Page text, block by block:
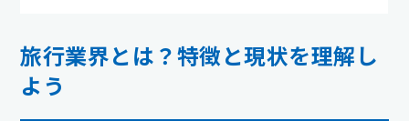
旅行業界とは？特徴と現状を理解し
よう